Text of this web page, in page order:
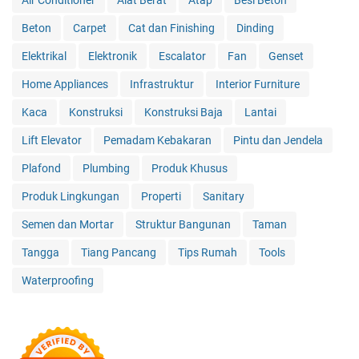
Beton Carpet Cat dan Finishing Dinding
Elektrikal Elektronik Escalator Fan Genset
Home Appliances Infrastruktur Interior Furniture
Kaca Konstruksi Konstruksi Baja Lantai
Lift Elevator Pemadam Kebakaran Pintu dan Jendela
Plafond Plumbing Produk Khusus
Produk Lingkungan Properti Sanitary
Semen dan Mortar Struktur Bangunan Taman
Tangga Tiang Pancang Tips Rumah Tools
Waterproofing